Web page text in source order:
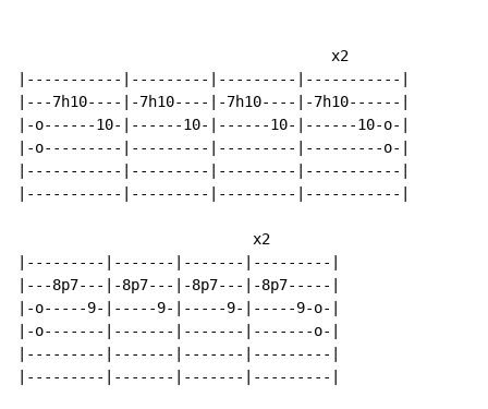
                                    x2
|-----------|---------|---------|-----------|
|---7h10----|-7h10----|-7h10----|-7h10------|
|-o------10-|------10-|------10-|------10-o-|
|-o---------|---------|---------|---------o-|
|-----------|---------|---------|-----------|
|-----------|---------|---------|-----------|
                           x2
|---------|-------|-------|---------|
|---8p7---|-8p7---|-8p7---|-8p7-----|
|-o-----9-|-----9-|-----9-|-----9-o-|
|-o-------|-------|-------|-------o-|
|---------|-------|-------|---------|
|---------|-------|-------|---------|